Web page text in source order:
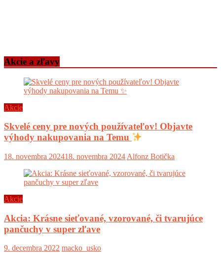
Akcie a zľavy
Akcie
Skvelé ceny pre nových používateľov! Objavte
výhody nakupovania na Temu
18. novembra 202418. novembra 2024 Alfonz Botička
Akcie
Akcia: Krásne sieťované, vzorované, či tvarujúce
pančuchy v super zľave
9. decembra 2022 macko_usko